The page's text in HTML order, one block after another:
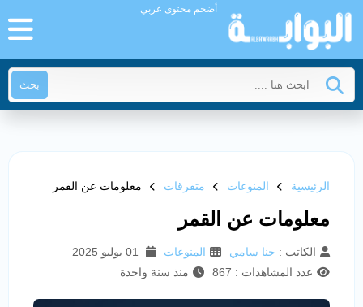
أضخم محتوى عربي
بحث
الرئيسية المنوعات متفرقات معلومات عن القمر
معلومات عن القمر
الكاتب : جنا سامي المنوعات
عدد المشاهدات : 867
منذ سنة واحدة